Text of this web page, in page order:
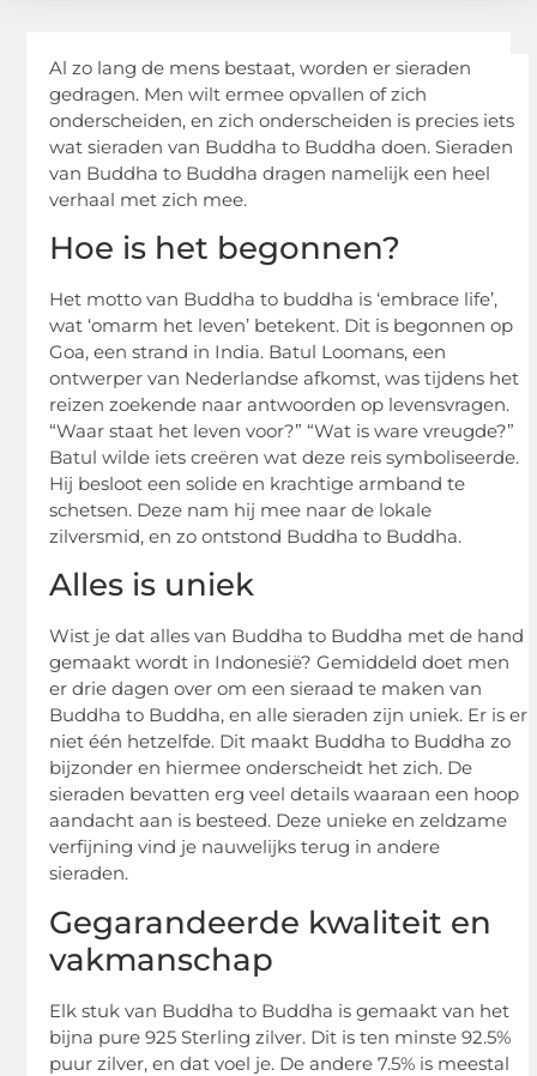
Al zo lang de mens bestaat, worden er sieraden
gedragen. Men wilt ermee opvallen of zich
onderscheiden, en zich onderscheiden is precies iets
wat sieraden van Buddha to Buddha doen. Sieraden
van Buddha to Buddha dragen namelijk een heel
verhaal met zich mee.
Hoe is het begonnen?
Het motto van Buddha to buddha is ‘embrace life’,
wat ‘omarm het leven’ betekent. Dit is begonnen op
Goa, een strand in India. Batul Loomans, een
ontwerper van Nederlandse afkomst, was tijdens het
reizen zoekende naar antwoorden op levensvragen.
“Waar staat het leven voor?” “Wat is ware vreugde?”
Batul wilde iets creëren wat deze reis symboliseerde.
Hij besloot een solide en krachtige armband te
schetsen. Deze nam hij mee naar de lokale
zilversmid, en zo ontstond Buddha to Buddha.
Alles is uniek
Wist je dat alles van Buddha to Buddha met de hand
gemaakt wordt in Indonesië? Gemiddeld doet men
er drie dagen over om een sieraad te maken van
Buddha to Buddha, en alle sieraden zijn uniek. Er is er
niet één hetzelfde. Dit maakt Buddha to Buddha zo
bijzonder en hiermee onderscheidt het zich. De
sieraden bevatten erg veel details waaraan een hoop
aandacht aan is besteed. Deze unieke en zeldzame
verfijning vind je nauwelijks terug in andere
sieraden.
Gegarandeerde kwaliteit en
vakmanschap
Elk stuk van Buddha to Buddha is gemaakt van het
bijna pure 925 Sterling zilver. Dit is ten minste 92.5%
puur zilver, en dat voel je. De andere 7.5% is meestal